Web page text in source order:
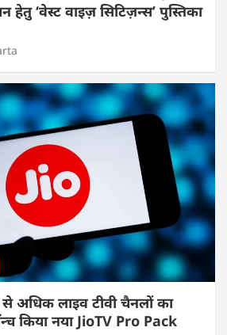
हेतु ‘वेस्ट वाइज़ सिटिज़न्स’ पुस्तिका
अधिक लाइव टीवी चैनलों का
किया नया JioTV Pro Pack